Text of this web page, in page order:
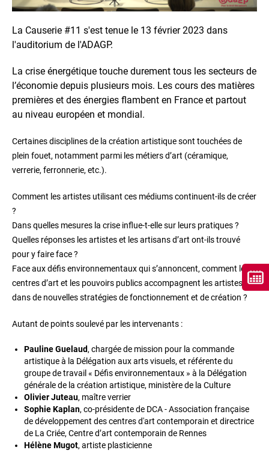
La Causerie #11 s'est tenue le 13 février 2023 dans
l'auditorium de l'ADAGP.
La crise énergétique touche durement tous les secteurs de
l’économie depuis plusieurs mois. Les cours des matières
premières et des énergies flambent en France et partout
au niveau européen et mondial.
Certaines disciplines de la création artistique sont touchées de
plein fouet, notamment parmi les métiers d’art (céramique,
verrerie, ferronnerie, etc.).
Comment les artistes utilisant ces médiums continuent-ils de créer
?
Dans quelles mesures la crise influe-t-elle sur leurs pratiques ?
Quelles réponses les artistes et les artisans d’art ont-ils trouvé
pour y faire face ?
Face aux défis environnementaux qui s’annoncent, comment les
centres d’art et les pouvoirs publics accompagnent les artistes
dans de nouvelles stratégies de fonctionnement et de création ?
Autant de points soulevé par les intervenants :
Pauline Guelaud, chargée de mission pour la commande
artistique à la Délégation aux arts visuels, et référente du
groupe de travail « Défis environnementaux » à la Délégation
générale de la création artistique, ministère de la Culture
Olivier Juteau, maître verrier
Sophie Kaplan, co-présidente de DCA - Association française
de développement des centres d'art contemporain et directrice
de La Criée, Centre d’art contemporain de Rennes
Hélène Mugot, artiste plasticienne